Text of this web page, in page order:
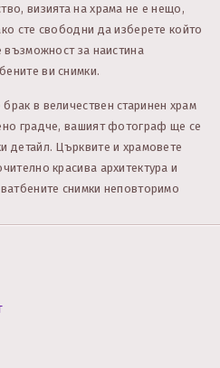
визията на храма не е нещо,
сте свободни да изберете който
за наистина
ви снимки.
в величествен старинен храм
градче, вашият фотограф ще се
детайл. Църквите и храмовете
красива архитектура и
снимки неповторимо